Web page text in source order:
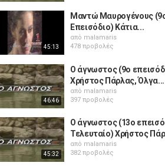
45:13
Μαντώ Μαυρογένους
Επεισόδιο) Κάτια...
από malamaris
478 προβολές
46:46
Ο άγνωστος (9ο
Χρήστος Πάρλας, Όλγα...
από malamaris
397 προβολές
45:32
Ο άγνωστος (13ο
Τελευταίο) Χρήστος
από malamaris
382 προβολές